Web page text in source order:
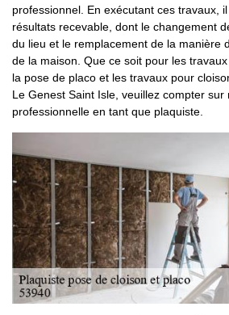
professionnel. En exécutant ces travaux,
résultats recevable, dont le changement
du lieu et le remplacement de la manière
de la maison. Que ce soit pour les
la pose de placo et les travaux pour
Le Genest Saint Isle, veuillez compter
professionnelle en tant que plaquiste.